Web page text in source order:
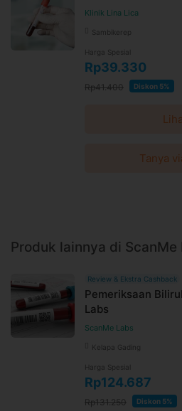
tanpa pemberitahuan dan
setelah waktu perubahan
fee, biaya pemeliharaan platform.
Klinik Lina Lica
Sambikerep
Harga Spesial
Rp39.330
Rp41.400 Diskon 5%
Tanya
Produk lainnya di ScanMe
Review & Ekstra Cashback
Pemeriksaan
Labs
ScanMe Labs
Kelapa Gading
Harga Spesial
Rp124.687
Rp131.250 Diskon 5%